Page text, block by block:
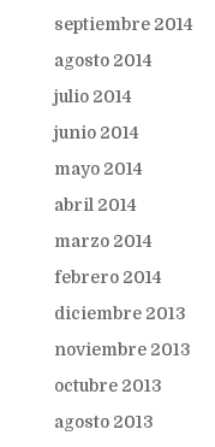
septiembre 2014
agosto 2014
julio 2014
junio 2014
mayo 2014
abril 2014
marzo 2014
febrero 2014
diciembre 2013
noviembre 2013
octubre 2013
agosto 2013